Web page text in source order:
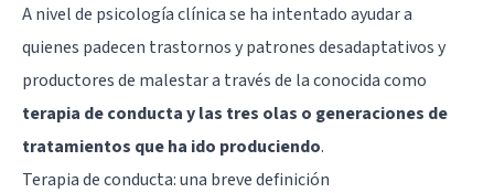
A nivel de psicología clínica se ha intentado ayudar a
quienes padecen trastornos y patrones desadaptativos y
productores de malestar a través de la conocida como
terapia de conducta y las tres olas o generaciones de
tratamientos que ha ido produciendo.
Terapia de conducta: una breve definición